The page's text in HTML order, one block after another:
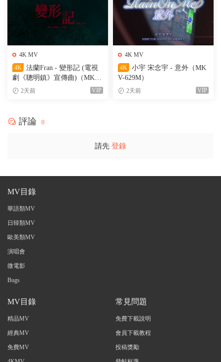
4K MV
4K
法蘭Fran - 變形記 (電視
劇《聰明鎮》宣傳曲)（MKV-
205M）
2天前 VIP
4K MV
4K
小宇 宋念宇 - 意外（MK
V-629M）
2天前 VIP
評論 0
請先 登錄
MV目錄
華語類MV
日韓類MV
歐美類MV
演唱會
微電影
Bugs
MV目錄
精品MV
經典MV
免費MV
常見問題
免費下載說明
會員下載教程
投稿獎勵